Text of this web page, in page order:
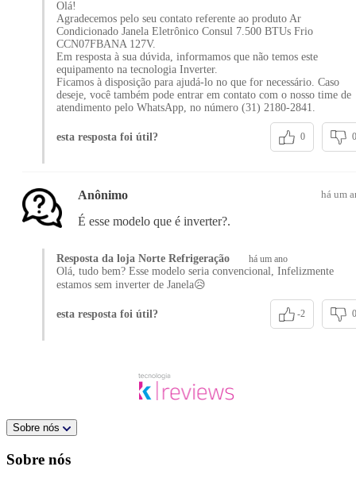
Olá!
Agradecemos pelo seu contato referente ao produto Ar
Condicionado Janela Eletrônico Consul 7.500 BTUs Frio
CCN07FBANA 127V.
Em resposta à sua dúvida, informamos que não temos este
equipamento na tecnologia Inverter.
Ficamos à disposição para ajudá-lo no que for necessário. Caso
deseje, você também pode entrar em contato com o nosso time de
atendimento pelo WhatsApp, no número (31) 2180-2841.
esta resposta foi útil? 0 0
Anônimo há um
É esse modelo que é inverter?.
Resposta da loja Norte Refrigeração há um ano
Olá, tudo bem? Esse modelo seria convencional, Infelizmente
estamos sem inverter de Janela😥
esta resposta foi útil? -2 0
Sobre nós
Sobre nós